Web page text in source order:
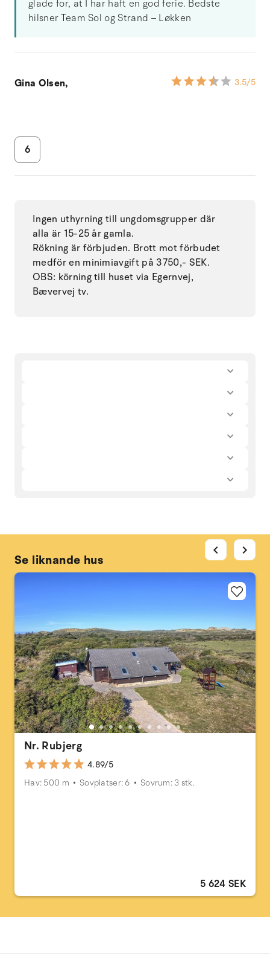
glade for, at I har haft en god ferie. Bedste
hilsner Team Sol og Strand – Løkken
Gina Olsen, 3.5/5
6
Ingen uthyrning till ungdomsgrupper där
alla är 15-25 år gamla.
Rökning är förbjuden. Brott mot förbudet
medför en minimiavgift på 3750,- SEK.
OBS: körning till huset via Egernvej,
Bævervej tv.
Se liknande hus
Nr. Rubjerg
4.89/5
Hav: 500 m
Sovplatser: 6 Sovrum: 3 stk.
5 624 SEK
chevron_left chevron_right